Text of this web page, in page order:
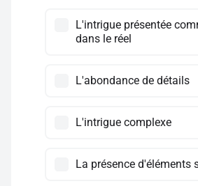
L'intrigue présentée
dans le réel
L'abondance de détails
L'intrigue complexe
La présence d'éléments